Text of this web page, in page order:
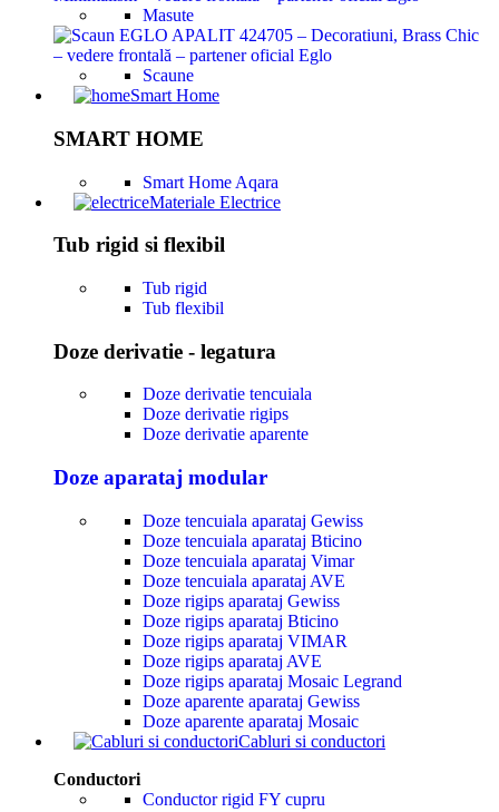
Masute
Scaune
Smart Home
SMART HOME
Smart Home Aqara
Materiale Electrice
Tub rigid si flexibil
Tub rigid
Tub flexibil
Doze derivatie - legatura
Doze derivatie tencuiala
Doze derivatie rigips
Doze derivatie aparente
Doze aparataj modular
Doze tencuiala aparataj Gewiss
Doze tencuiala aparataj Bticino
Doze tencuiala aparataj Vimar
Doze tencuiala aparataj AVE
Doze rigips aparataj Gewiss
Doze rigips aparataj Bticino
Doze rigips aparataj VIMAR
Doze rigips aparataj AVE
Doze rigips aparataj Mosaic Legrand
Doze aparente aparataj Gewiss
Doze aparente aparataj Mosaic
Cabluri si conductori
Conductori
Conductor rigid FY cupru